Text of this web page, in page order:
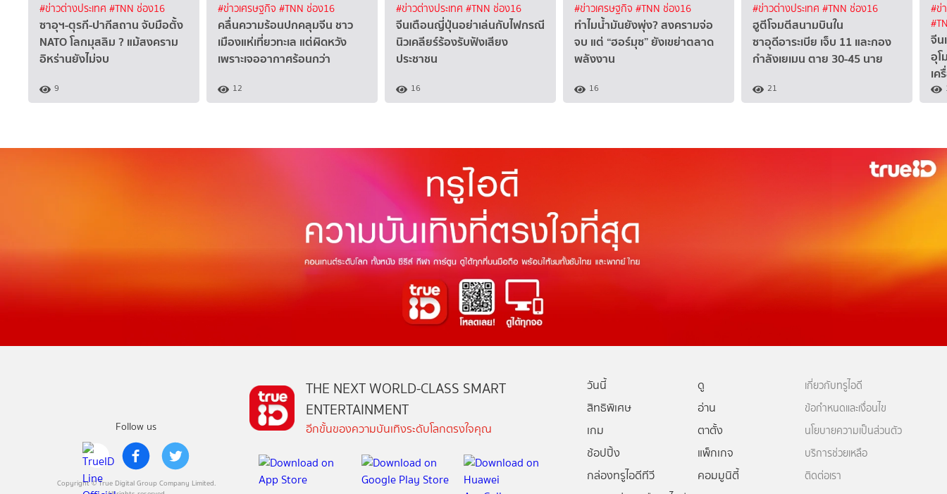
#ข่าวต่างประเทศ #TNN ช่อง16
ซาอุฯ-ตุรกี-ปากีสถาน จับมือตั้ง
NATO โลกมุสลิม ? แม้สงคราม
อิหร่านยังไม่จบ
9
#ข่าวเศรษฐกิจ #TNN ช่อง16
คลื่นความร้อนปกคลุมจีน ชาว
เมืองแห่เที่ยวทะเล แต่ผิดหวัง
เพราะเจออากาศร้อนกว่า
12
#ข่าวต่างประเทศ #TNN ช่อง16
จีนเตือนญี่ปุ่นอย่าเล่นกับไฟกรณี
นิวเคลียร์ร้องรับฟังเสียง
ประชาชน
16
#ข่าวเศรษฐกิจ #TNN ช่อง16
ทำไมน้ำมันยังพุ่ง? สงครามจ่อ
จบ แต่ “ฮอร์มุซ” ยังเขย่าตลาด
พลังงาน
16
#ข่าวต่างประเทศ #TNN ช่อง16
ฮูตีโจมตีสนามบินใน
ซาอุดีอาระเบีย เจ็บ 11 และกอง
กำลังเยเมน ตาย 30-45 นาย
21
#ข่
จีน
อุโ
เค
Follow us
Copyright © True Digital Group Company Limited.
THE NEXT WORLD-CLASS SMART
ENTERTAINMENT
อีกขั้นของความบันเทิงระดับโลกตรงใจคุณ
วันนี้
ดู
สิทธิพิเศษ
อ่าน
เกม
ตาตั้ง
ช้อปปิ้ง
แพ็กเกจ
กล่องทรูไอดีทีวี
คอมมูนิตี้
เกี่ยวกับทรูไอดี
ข้อกำหนดและเงื่อนไข
นโยบายความเป็นส่วนตัว
บริการช่วยเหลือ
ติดต่อเรา